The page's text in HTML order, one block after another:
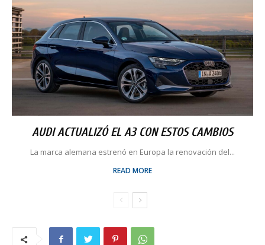
AUDI ACTUALIZÓ EL A3 CON ESTOS CAMBIOS
La marca alemana estrenó en Europa la renovación del...
READ MORE